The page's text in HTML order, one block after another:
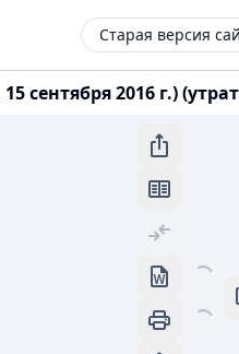
Старая версия
сентября 2016 г.)